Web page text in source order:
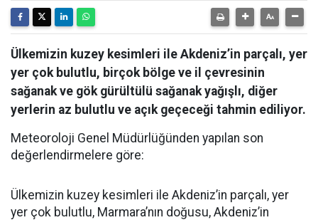
Ülkemizin kuzey kesimleri ile Akdeniz’in parçalı, yer
yer çok bulutlu, birçok bölge ve il çevresinin
sağanak ve gök gürültülü sağanak yağışlı, diğer
yerlerin az bulutlu ve açık geçeceği tahmin ediliyor.
Meteoroloji Genel Müdürlüğünden yapılan son
değerlendirmelere göre:
Ülkemizin kuzey kesimleri ile Akdeniz’in parçalı, yer
yer çok bulutlu, Marmara’nın doğusu, Akdeniz’in